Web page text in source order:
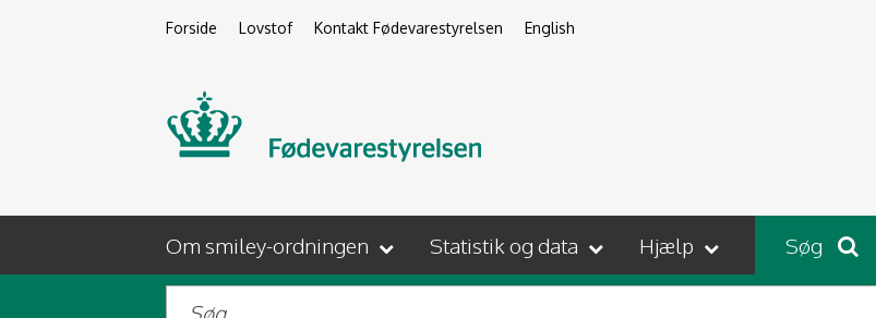
Forside Lovstof Kontakt Fødevarestyrelsen English
Om smiley-ordningen Statistik og data Hjælp Søg